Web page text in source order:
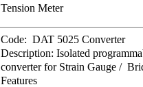
Tension Meter
Code: DAT 5025 Converter
Description: Isolated
converter for Strain Gauge /
Features